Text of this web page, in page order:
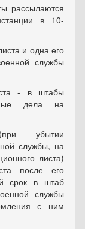
рассылаются
в 10-
и одна его
службы
- в штабы
дела на
убытии
службы, на
листа)
после его
срок в штаб
службы
с ним